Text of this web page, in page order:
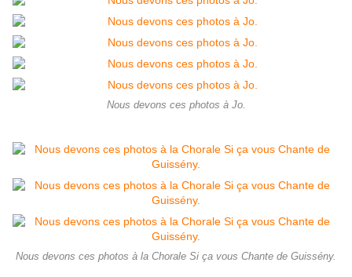
Nous devons ces photos à Jo.
Nous devons ces photos à la Chorale Si ça vous Chante de Guissény.